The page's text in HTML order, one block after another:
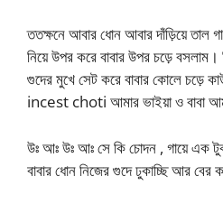
ততক্ষনে আবার ধোন আবার দাঁড়িয়ে তাল
নিয়ে উপর করে বাবার উপর চড়ে বসলাম।
গুদের মুখে সেট করে বাবার কোলে চড়ে
incest choti আমার ভাইয়া ও বাবা
উঃ আঃ উঃ আঃ সে কি চোদন , গায়ে এক
বাবার ধোন নিজের গুদে ঢুকাচ্ছি আর বের